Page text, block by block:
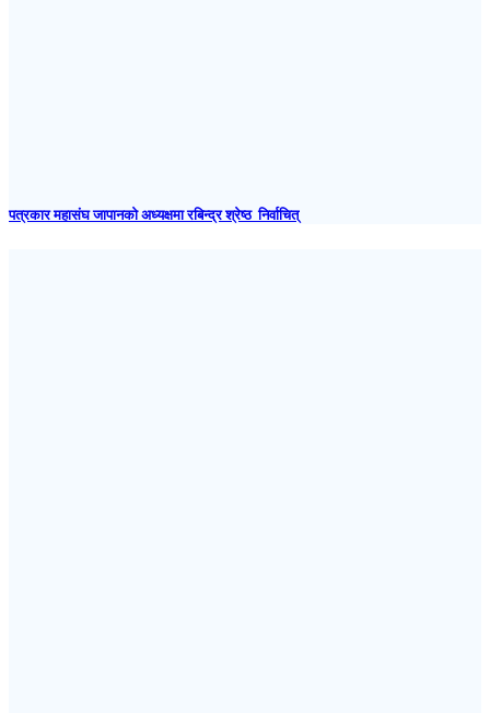
पत्रकार महासंघ जापानकाे अध्यक्षमा रबिन्द्र श्रेष्ठ निर्वाचित्